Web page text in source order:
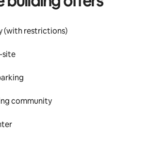
(with restrictions)
site
community